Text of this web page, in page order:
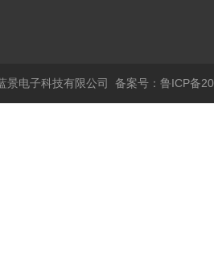
景电子科技有限公司 备案号：鲁ICP备